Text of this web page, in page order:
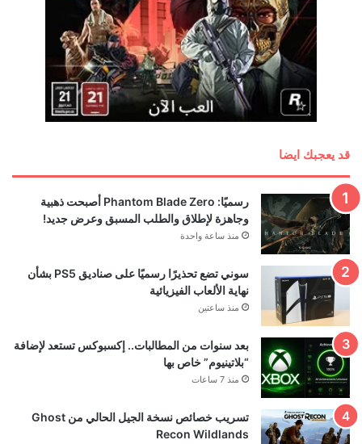
قد يعجبك ايضا
رسميًا: Phantom Blade Zero أصبحت ذهبية
وجاهزة لإطلاق والطلب المسبق وعرض جديد!
منذ ساعة واحدة
سوني تضع تحذيرًا رسميًا على صناديق PS5 بشأن
نهاية الألعاب الفيزيائية
منذ ساعتين
بعد سنوات من المطالبات.. إكسبوكس تستعد لإضافة
“بلاتينيوم” خاص بها
منذ 7 ساعات
تسريب خصائص نسخة الجيل الحالي من Ghost
Recon Wildlands